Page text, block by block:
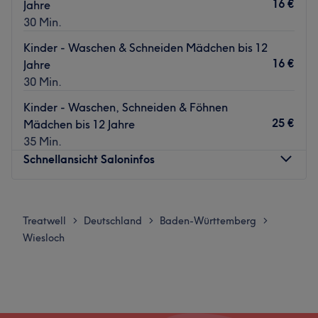
Osi und Milda sind ein eingespieltes Team mit viel
Erfahrung im Friseurhandwerk. Sie empfangen alle
Kunden herzlich und sprechen Deutsch, Arabisch, Englisch
und Kurdisch.
Was uns an dem Salon gefällt:
Expertise: Damen- und Herrenhaarschnitte sowie -
stylings.
Extras: Kostenfreie Getränke.
Jahre
30 Min.
16 €
Kinder - Waschen & Schneiden Mädchen bis 12
Jahre
30 Min.
16 €
Kinder - Waschen, Schneiden & Föhnen
Mädchen bis 12 Jahre
35 Min.
25 €
Schnellansicht Saloninfos
Dienstag
09:00
18:00
Mittwoch
Treatwell > Deutschland > Baden-Württemberg >
Wiesloch